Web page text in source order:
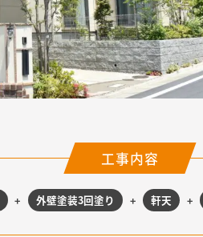
工事内容
外壁塗装3回塗り 軒天